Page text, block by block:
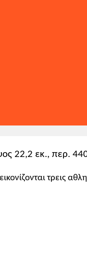
22,2 εκ., περ.
τρεις